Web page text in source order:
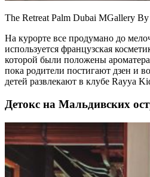
The Retreat Palm Dubai MGallery
На курорте все продумано до
используется французская
которой были положены
пока родители постигают дзен и
детей развлекают в клубе Rayya
Детокс на Мальдивских